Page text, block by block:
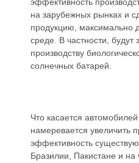
на зарубежных рынках и
продукцию,
среде. В частности,
производству
солнечных батарей.
Что касается
намеревается увеличить
эффективность
Бразилии, Пакистане и